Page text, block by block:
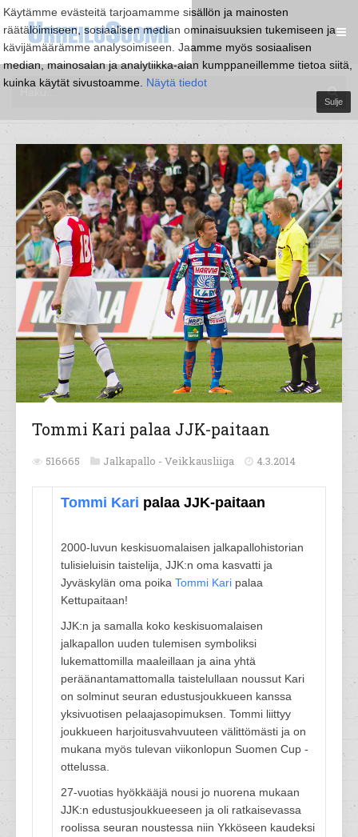
Käytämme evästeitä tarjoamamme sisällön ja mainosten
räätälöimiseen, sosiaalisen median ominaisuuksien tukemiseen ja
kävijämäärämme analysoimiseen. Jaamme myös sosiaalisen
median, mainosalan ja analytiikka-alan kumppaneillemme tietoa siitä,
kuinka käytät sivustoamme. Näytä tiedot
Sulje
Tommi Kari palaa JJK-paitaan
516665 Jalkapallo - Veikkausliiga 4.3.2014
Tommi Kari palaa JJK-paitaan
2000-luvun keskisuomalaisen jalkapallohistorian
tulisieluisin taistelija, JJK:n oma kasvatti ja
Jyväskylän oma poika Tommi Kari palaa
Kettupaitaan!
JJK:n ja samalla koko keskisuomalaisen
jalkapallon uuden tulemisen symboliksi
lukemattomilla maaleillaan ja aina yhtä
peräänantamattomalla taistelullaan noussut Kari
on solminut seuran edustusjoukkueen kanssa
yksivuotisen pelaajasopimuksen. Tommi liittyy
joukkueen harjoitusvahvuuteen välittömästi ja on
mukana myös tulevan viikonlopun Suomen Cup -
ottelussa.
27-vuotias hyökkääjä nousi jo nuorena mukaan
JJK:n edustusjoukkueeseen ja oli ratkaisevassa
roolissa seuran noustessa niin Ykköseen kaudeksi